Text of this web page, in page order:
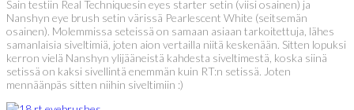
Sain testiin Real Techniquesin eyes starter setin (viisi osainen) ja
Nanshyn eye brush setin värissä Pearlescent White (seitsemän
osainen). Molemmissa seteissä on samaan asiaan tarkoitettuja, lähes
samanlaisia siveltimiä, joten aion vertailla niitä keskenään. Sitten lopuksi
kerron vielä Nanshyn ylijääneistä kahdesta siveltimestä, koska siinä
setissä on kaksi sivellintä enemmän kuin RT:n setissä. Joten
mennäänpäs sitten niihin siveltimiin :)